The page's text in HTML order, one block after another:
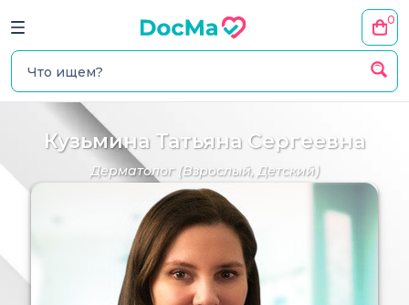
0
Кузьмина Татьяна Сергеевна
Дерматолог(Взрослый, Детский)